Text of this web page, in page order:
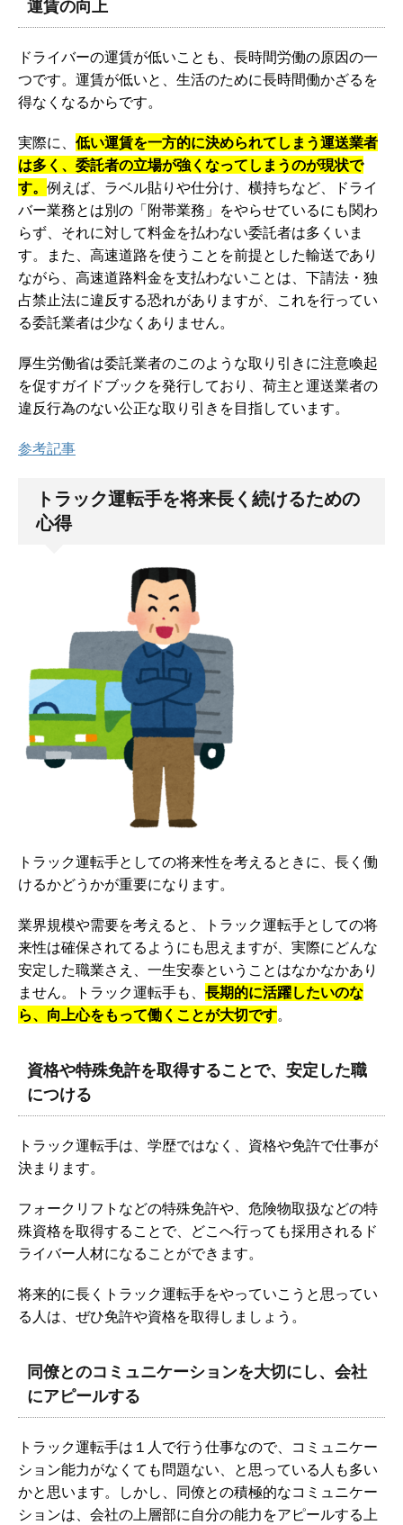
運賃の向上
ドライバーの運賃が低いことも、長時間労働の原因の一
つです。運賃が低いと、生活のために長時間働かざるを
得なくなるからです。
実際に、 低い運賃を一方的に決められてしまう運送業者
は多く、委託者の立場が強くなってしまうのが現状で
す。 例えば、ラベル貼りや仕分け、横持ちなど、ドライ
バー業務とは別の「附帯業務」をやらせているにも関わ
らず、それに対して料金を払わない委託者は多くいま
す。また、高速道路を使うことを前提とした輸送であり
ながら、高速道路料金を支払わないことは、下請法・独
占禁止法に違反する恐れがありますが、これを行ってい
る委託業者は少なくありません。
厚生労働省は委託業者のこのような取り引きに注意喚起
を促すガイドブックを発行しており、荷主と運送業者の
違反行為のない公正な取り引きを目指しています。
参考記事
トラック運転手を将来長く続けるための
心得
トラック運転手としての将来性を考えるときに、長く働
けるかどうかが重要になります。
業界規模や需要を考えると、トラック運転手としての将
来性は確保されてるようにも思えますが、実際にどんな
安定した職業さえ、一生安泰ということはなかなかあり
ません。トラック運転手も、 長期的に活躍したいのな
ら、向上心をもって働くことが大切です。
資格や特殊免許を取得することで、安定した職
につける
トラック運転手は、学歴ではなく、資格や免許で仕事が
決まります。
フォークリフトなどの特殊免許や、危険物取扱などの特
殊資格を取得することで、どこへ行っても採用されるド
ライバー人材になることができます。
将来的に長くトラック運転手をやっていこうと思ってい
る人は、ぜひ免許や資格を取得しましょう。
同僚とのコミュニケーションを大切にし、会社
にアピールする
トラック運転手は１人で行う仕事なので、コミュニケー
ション能力がなくても問題ない、と思っている人も多い
かと思います。しかし、同僚との積極的なコミュニケー
ションは、会社の上層部に自分の能力をアピールする上